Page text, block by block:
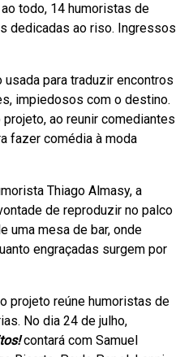
ao todo, 14 humoristas de
dedicadas ao riso. Ingressos
usada para traduzir encontros
impiedosos com o destino.
ao reunir comediantes
fazer comédia à moda
Thiago Almasy, a
de reproduzir no palco
uma mesa de bar, onde
engraçadas surgem por
projeto reúne humoristas de
No dia 24 de julho,
contará com Samuel